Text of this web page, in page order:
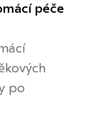
péče
po